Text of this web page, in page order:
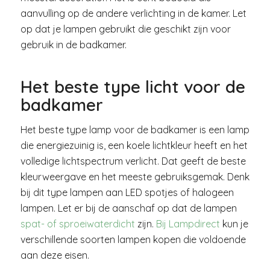
aanvulling op de andere verlichting in de kamer. Let
op dat je lampen gebruikt die geschikt zijn voor
gebruik in de badkamer.
Het beste type licht voor de
badkamer
Het beste type lamp voor de badkamer is een lamp
die energiezuinig is, een koele lichtkleur heeft en het
volledige lichtspectrum verlicht. Dat geeft de beste
kleurweergave en het meeste gebruiksgemak. Denk
bij dit type lampen aan LED spotjes of halogeen
lampen. Let er bij de aanschaf op dat de lampen
spat- of sproeiwaterdicht zijn. Bij Lampdirect kun je
verschillende soorten lampen kopen die voldoende
aan deze eisen.